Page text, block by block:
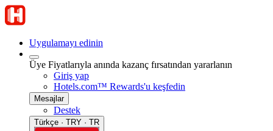
Uygulamayı edinin
Üye Fiyatlarıyla anında kazanç fırsatından yararlanın
Giriş yap
Hotels.com™ Rewards'u keşfedin
Mesajlar
Destek
Türkçe · TRY · TR